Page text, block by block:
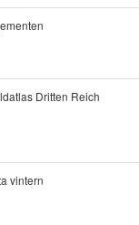
Dritten Reich
vintern